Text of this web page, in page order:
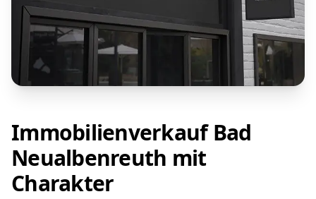
Immobilienverkauf Bad
Neualbenreuth mit
Charakter